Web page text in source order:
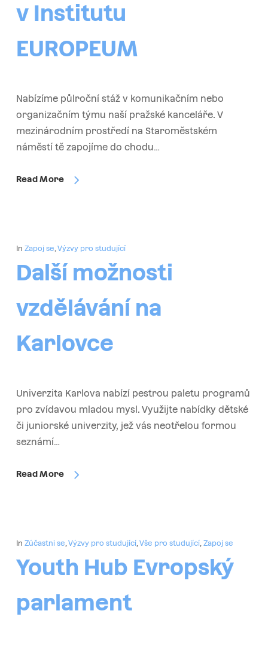
v Institutu
EUROPEUM
Nabízíme půlroční stáž v komunikačním nebo
organizačním týmu naší pražské kanceláře. V
mezinárodním prostředí na Staroměstském
náměstí tě zapojíme do chodu…
Read More
In Zapoj se,Výzvy pro studující
Další možnosti
vzdělávání na
Karlovce
Univerzita Karlova nabízí pestrou paletu programů
pro zvídavou mladou mysl. Využijte nabídky dětské
či juniorské univerzity, jež vás neotřelou formou
seznámí…
Read More
In Zúčastni se,Výzvy pro studující,Vše pro studující, Zapoj se
Youth Hub Evropský
parlament